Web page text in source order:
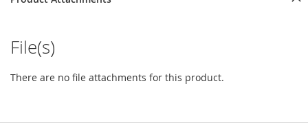
File(s)
There are no file attachments for this product.